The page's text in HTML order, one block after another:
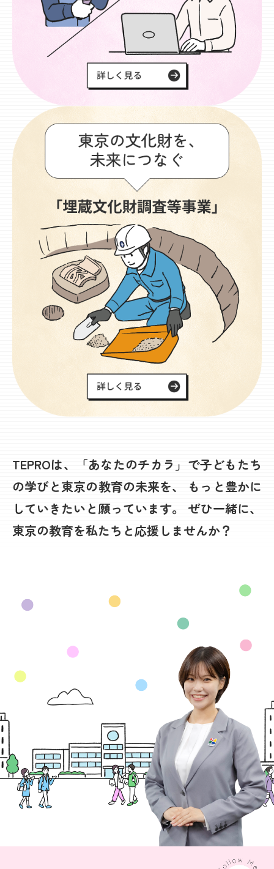
TEPROは、「あなたのチカラ」で子どもたち
の学びと東京の教育の未来を、
もっと豊かに
していきたいと願っています。
ぜひ一緒に、
東京の教育を私たちと応援しませんか？